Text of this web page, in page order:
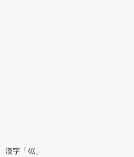
漢字「巛」